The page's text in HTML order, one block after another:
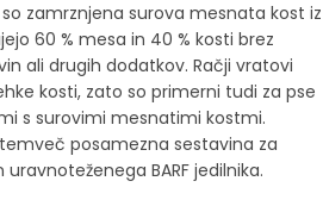
so zamrznjena surova mesnata kost iz
60 % mesa in 40 % kosti brez
ali drugih dodatkov. Račji vratovi
kosti, zato so primerni tudi za pse
s surovimi mesnatimi kostmi.
posamezna sestavina za
BARF jedilnika.